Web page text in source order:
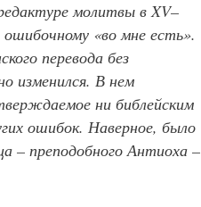
молитвы в XV–
«во мне есть».
перевода без
изменился. В нем
ни библейским
ошибок. Наверное, было
– преподобного Антиоха –